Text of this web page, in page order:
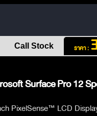
ราคา :
Call Stock
Surface Pro 12
PixelSense™ LCD